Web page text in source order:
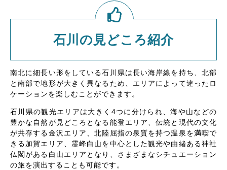
石川の見どころ紹介
南北に細長い形をしている石川県は長い海岸線を持ち、北部
と南部で地形が大きく異なるため、エリアによって違ったロ
ケーションを楽しむことができます。
石川県の観光エリアは大きく4つに分けられ、海や山などの
豊かな自然が見どころとなる能登エリア、伝統と現代の文化
が共存する金沢エリア、北陸屈指の泉質を持つ温泉を満喫で
きる加賀エリア、霊峰白山を中心とした観光や由緒ある神社
仏閣がある白山エリアとなり、さまざまなシチュエーション
の旅を演出することも可能です。